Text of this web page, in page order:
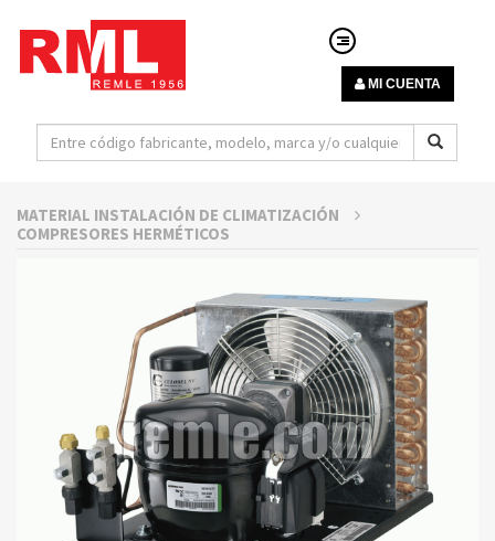
MI CUENTA
MATERIAL INSTALACIÓN DE CLIMATIZACIÓN
COMPRESORES HERMÉTICOS